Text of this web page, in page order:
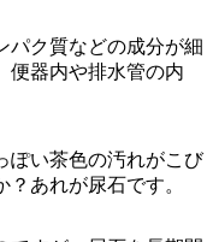
パク質などの成分が細
便器内や排水管の内
ぽい茶色の汚れがこび
あれが尿石です。